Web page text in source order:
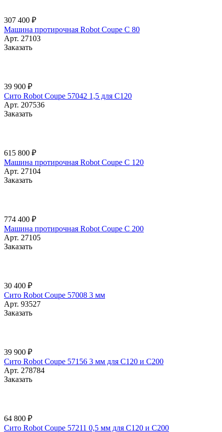
307 400 ₽
Машина протирочная Robot Coupe C 80
Арт. 27103
Заказать
39 900 ₽
Сито Robot Coupe 57042 1,5 для C120
Арт. 207536
Заказать
615 800 ₽
Машина протирочная Robot Coupe C 120
Арт. 27104
Заказать
774 400 ₽
Машина протирочная Robot Coupe C 200
Арт. 27105
Заказать
30 400 ₽
Сито Robot Coupe 57008 3 мм
Арт. 93527
Заказать
39 900 ₽
Сито Robot Coupe 57156 3 мм для C120 и C200
Арт. 278784
Заказать
64 800 ₽
Сито Robot Coupe 57211 0,5 мм для C120 и C200